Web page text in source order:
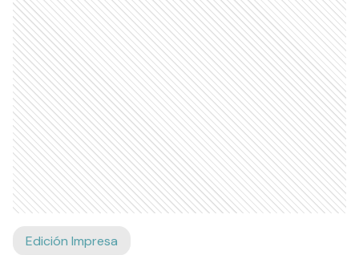
Edición Impresa